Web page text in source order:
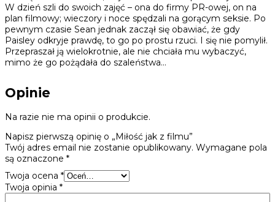
W dzień szli do swoich zajęć – ona do firmy PR-owej, on na
plan filmowy; wieczory i noce spędzali na gorącym seksie. Po
pewnym czasie Sean jednak zaczął się obawiać, że gdy
Paisley odkryje prawdę, to go po prostu rzuci. I się nie pomylił.
Przepraszał ją wielokrotnie, ale nie chciała mu wybaczyć,
mimo że go pożądała do szaleństwa…
Opinie
Na razie nie ma opinii o produkcie.
Napisz pierwszą opinię o „Miłość jak z filmu”
Twój adres email nie zostanie opublikowany. Wymagane pola
są oznaczone *
Twoja ocena *
Twoja opinia *